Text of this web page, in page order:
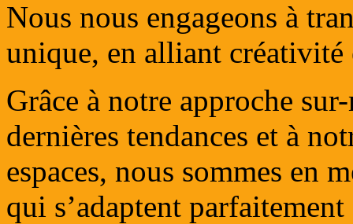
Nous nous engageons à
unique, en alliant créativité
Grâce à notre approche
dernières tendances et à
espaces, nous sommes en
qui s’adaptent